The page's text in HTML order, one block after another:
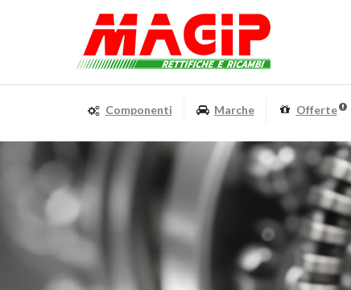
Componenti Marche Offerte